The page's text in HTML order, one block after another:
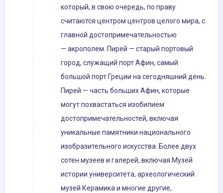
который, в свою очередь, по праву
считаются центром центров целого мира, с
главной достопримечательностью
— акрополем. Пирей — старый портовый
город, служащий порт Афин, самый
большой порт Греции на сегодняшний день.
Пирей — часть больших Афин, которые
могут похвастаться изобилием
достопримечательностей, включая
уникальные памятники национального
изобразительного искусства. Более двух
сотен музеев и галерей, включая Музей
истории университета, археологический
музей Керамика и многие другие,